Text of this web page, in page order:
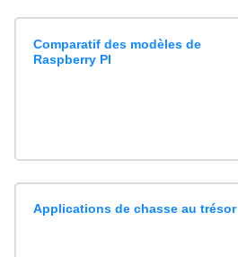
Comparatif des modèles de
Raspberry PI
Applications de chasse au trésor